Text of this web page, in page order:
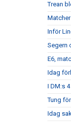
Trean
Inför
Segern
E6,
Idag
I DM:s
Tung
Idag